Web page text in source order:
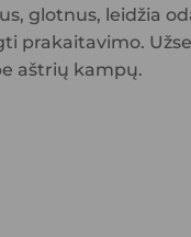
glotnus, leidžia
prakaitavimo.
aštrių kampų.